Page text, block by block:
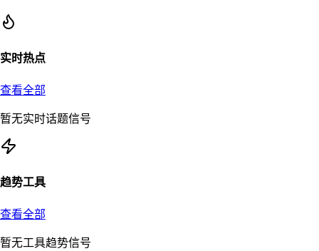
实时热点
查看全部
暂无实时话题信号
趋势工具
查看全部
暂无工具趋势信号